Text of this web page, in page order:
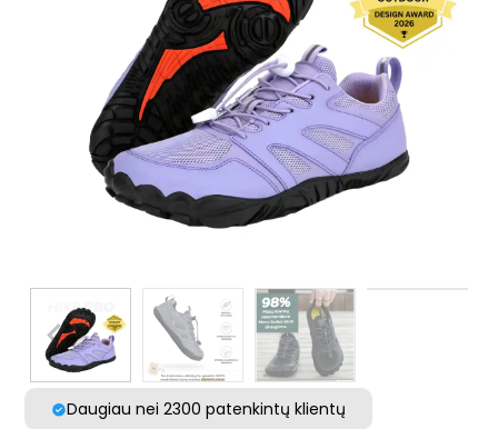
Daugiau nei 2300 patenkintų klientų